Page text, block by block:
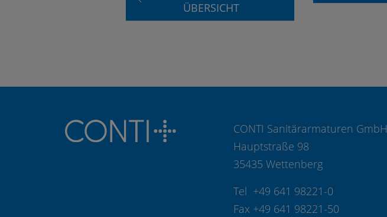
ÜBERSICHT
CONTI Sanitärarmaturen GmbH
Hauptstraße 98
35435 Wettenberg
Tel +49 641 98221-0
Fax +49 641 98221-50